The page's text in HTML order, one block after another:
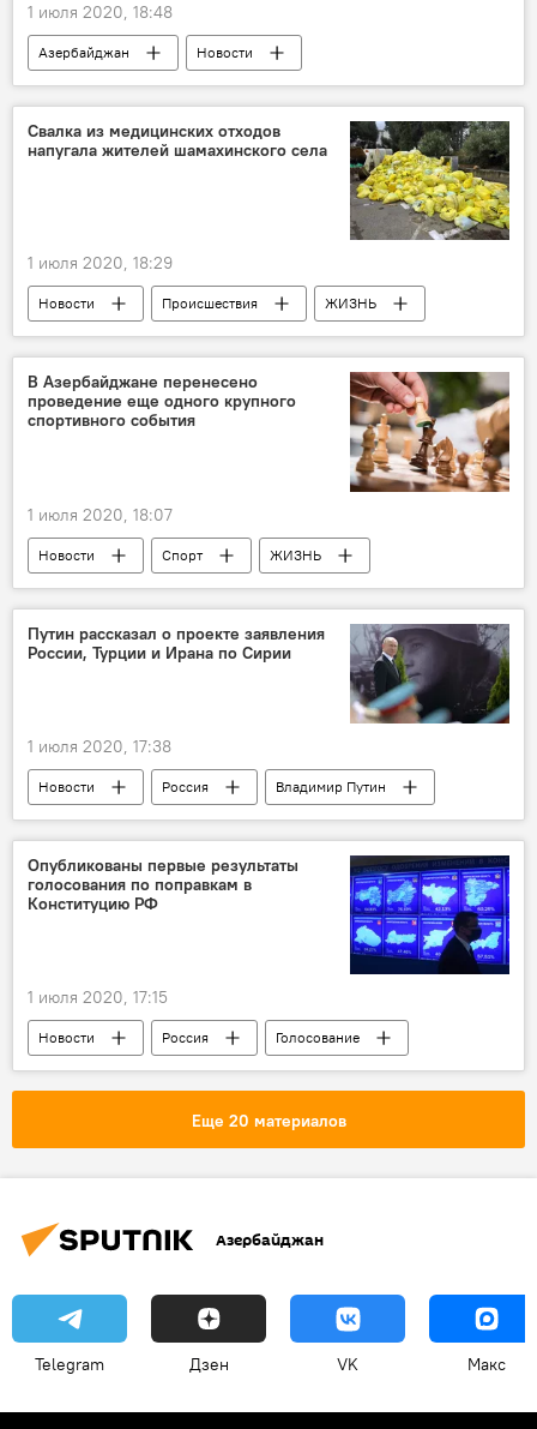
1 июля 2020, 18:48
Азербайджан Новости
Свалка из медицинских отходов
напугала жителей шамахинского села
1 июля 2020, 18:29
Новости Происшествия
ЖИЗНЬ
Азербайджан
Свалка Шамахы
В Азербайджане перенесено
проведение еще одного крупного
спортивного события
1 июля 2020, 18:07
Новости Спорт
ЖИЗНЬ
Азербайджан
Шахматы
Путин рассказал о проекте заявления
России, Турции и Ирана по Сирии
1 июля 2020, 17:38
Новости Россия
Владимир Путин
Россия
Сирия
Опубликованы первые результаты
голосования по поправкам в
Конституцию РФ
1 июля 2020, 17:15
Новости Россия
Голосование
Конституция
Результаты
Еще 20 материалов
Азербайджан
Telegram Дзен VK Макс